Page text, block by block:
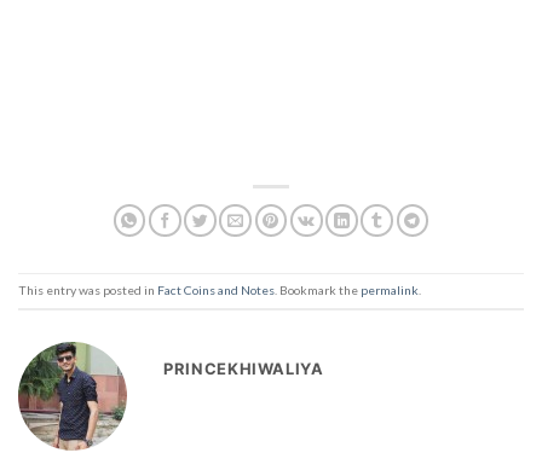
This entry was posted in Fact Coins and Notes. Bookmark the permalink.
PRINCEKHIWALIYA